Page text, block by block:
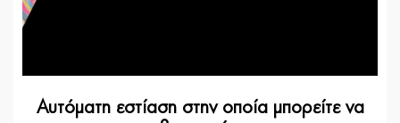
Αυτόματη εστίαση στην οποία μπορείτε να